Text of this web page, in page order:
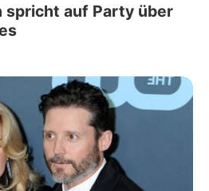
spricht auf Party über